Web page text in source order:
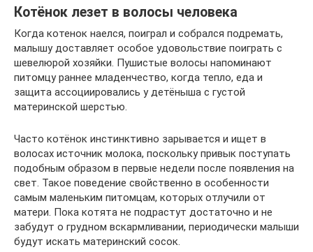
Котёнок лезет в волосы человека
Когда котенок наелся, поиграл и собрался подремать,
малышу доставляет особое удовольствие поиграть с
шевелюрой хозяйки. Пушистые волосы напоминают
питомцу раннее младенчество, когда тепло, еда и
защита ассоциировались у детёныша с густой
материнской шерстью.
Часто котёнок инстинктивно зарывается и ищет в
волосах источник молока, поскольку привык поступать
подобным образом в первые недели после появления на
свет. Такое поведение свойственно в особенности
самым маленьким питомцам, которых отлучили от
матери. Пока котята не подрастут достаточно и не
забудут о грудном вскармливании, периодически малыши
будут искать материнский сосок.